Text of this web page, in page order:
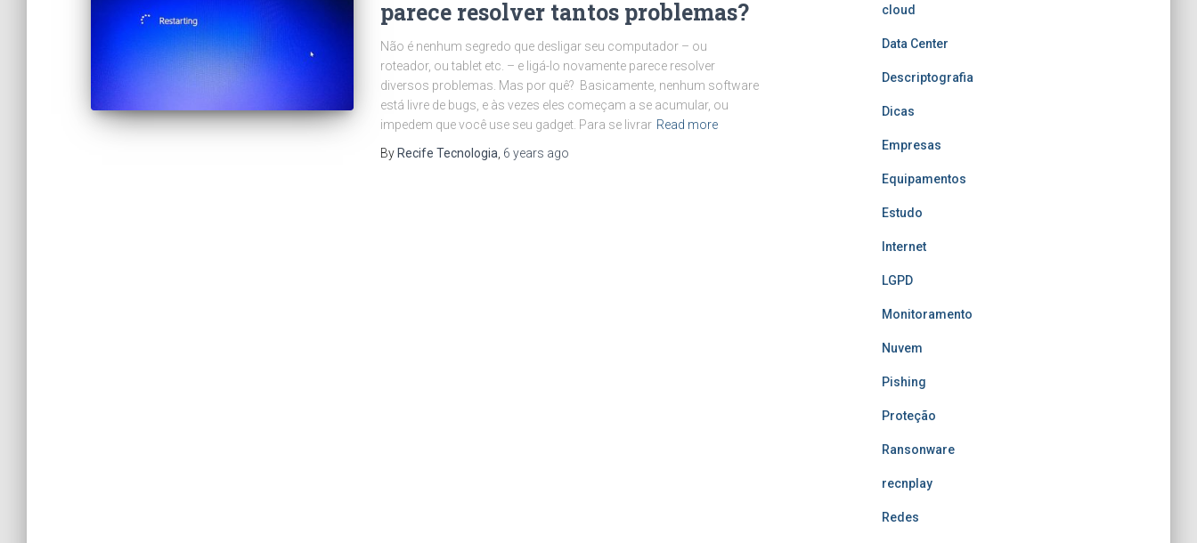
parece resolver tantos problemas?
Não é nenhum segredo que desligar seu computador – ou
roteador, ou tablet etc. – e ligá-lo novamente parece resolver
diversos problemas. Mas por quê? Basicamente, nenhum software
está livre de bugs, e às vezes eles começam a se acumular, ou
impedem que você use seu gadget. Para se livrar Read more
By Recife Tecnologia 6 years ago
cloud
Data Center
Descriptografia
Dicas
Empresas
Equipamentos
Estudo
Internet
LGPD
Monitoramento
Nuvem
Pishing
Proteção
Ransonware
recnplay
Redes